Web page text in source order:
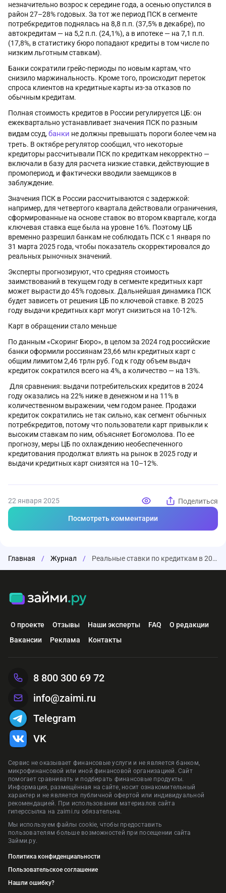
незначительно возрос к середине года, а осенью опустился в
район 27–28% годовых. За тот же период ПСК в сегменте
потребкредитов поднялась на 8,8 п.п. (37,5% в декабре), по
автокредитам — на 5,2 п.п. (24,1%), а в ипотеке — на 7,1 п.п.
(17,8%, в статистику бюро попадают кредиты в том числе по
низким льготным ставкам).
Банки сократили грейс-периоды по новым картам, что
снизило маржинальность. Кроме того, происходит переток
спроса клиентов на кредитные карты из-за отказов по
обычным кредитам.
Полная стоимость кредитов в России регулируется ЦБ: он
ежеквартально устанавливает значения ПСК по разным
видам ссуд,банки не должны превышать пороги более чем на
треть. В октябре регулятор сообщил, что некоторые
кредиторы рассчитывали ПСК по кредиткам некорректно —
включали в базу для расчета низкие ставки, действующие в
промопериод, и фактически вводили заемщиков в
заблуждение.
Значения ПСК в России рассчитываются с задержкой:
например, для четвертого квартала действовали ограничения,
сформированные на основе ставок во втором квартале, когда
ключевая ставка еще была на уровне 16%. Поэтому ЦБ
временно разрешил банкам не соблюдать ПСК с 1 января по
31 марта 2025 года, чтобы показатель скорректировался до
реальных рыночных значений.
Эксперты прогнозируют, что средняя стоимость
заимствований в текущем году в сегменте кредитных карт
может вырасти до 45% годовых. Дальнейшая динамика ПСК
будет зависеть от решения ЦБ по ключевой ставке. В 2025
году выдачи кредитных карт могут снизиться на 10-12%.
Карт в обращении стало меньше
По данным «Скоринг Бюро», в целом за 2024 год российские
банки оформили россиянам 23,66 млн кредитных карт с
общим лимитом 2,46 трлн руб. Год к году объем выдач
кредиток сократился всего на 4%, а количество — на 13%.
Для сравнения: выдачи потребительских кредитов в 2024
году оказались на 22% ниже в денежном и на 11% в
количественном выражении, чем годом ранее. Продажи
кредиток сократились не так сильно, как сегмент обычных
потребкредитов, потому что пользователи карт привыкли к
высоким ставкам по ним, объясняет Богомолова. По ее
прогнозу, меры ЦБ по охлаждению необеспеченного
кредитования продолжат влиять на рынок в 2025 году и
выдачи кредитных карт снизятся на 10–12%.
22 января 2025 Поделиться
Посмотреть комментарии
Главная / Журнал / Реальные ставки по кредиткам в 2024 году подскочили почти до 40%
О проекте Отзывы Наши эксперты FAQ
О редакции
Вакансии
Реклама Контакты
Сервис не оказывает финансовые услуги и не является банком,
микрофинансовой или иной финансовой организацией. Сайт
помогает сравнивать и подбирать финансовые продукты.
Информация, размещённая на сайте, носит ознакомительный
характер и не является публичной офертой или индивидуальной
рекомендацией. При использовании материалов сайта
гиперссылка на zaimi.ru обязательна.
Мы используем файлы cookie, чтобы предоставить
пользователям больше возможностей при посещении сайта
Займи.ру.
Политика конфиденциальности
Пользовательское соглашение
Нашли ошибку?
8 800 300 69 72
info@zaimi.ru
Telegram
VK